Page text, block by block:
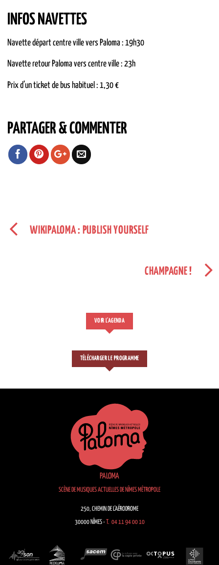
INFOS NAVETTES
Navette départ centre ville vers Paloma : 19h30
Navette retour Paloma vers centre ville : 23h
Prix d’un ticket de bus habituel : 1,30 €
PARTAGER & COMMENTER
WIKIPALOMA : PUBLISH YOURSELF
CHAMPAGNE !
VOIR L'AGENDA
TÉLÉCHARGER LE PROGRAMME
PALOMA
SCÈNE DE MUSIQUES ACTUELLES DE NÎMES MÉTROPOLE
250, CHEMIN DE L’AÉRODROME
30000 NÎMES -T. 04 11 94 00 10